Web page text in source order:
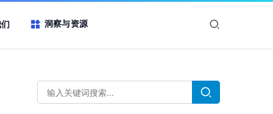
洞察与资源